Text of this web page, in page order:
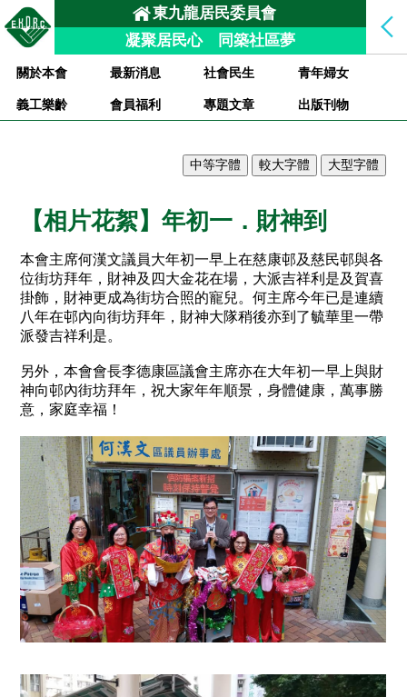
東九龍居民委員會
凝聚居民心 同築社區夢
關於本會 最新消息 社會民生
青年婦女
義工樂齡
會員福利 專題文章 出版刊物
【相片花絮】年初一．財神到
本會主席何漢文議員大年初一早上在慈康邨及慈民邨與各
位街坊拜年，財神及四大金花在場，大派吉祥利是及賀喜
掛飾，財神更成為街坊合照的寵兒。何主席今年已是連續
八年在邨內向街坊拜年，財神大隊稍後亦到了毓華里一帶
派發吉祥利是。
另外，本會會長李德康區議會主席亦在大年初一早上與財
神向邨內街坊拜年，祝大家年年順景，身體健康，萬事勝
意，家庭幸福！